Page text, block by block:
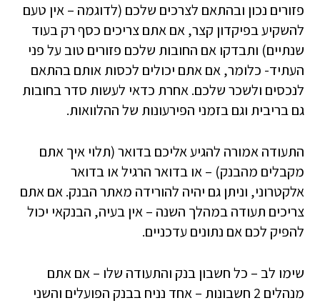
פזורים נכון ובהתאם לצרכים שלכם (לדוגמה – אין טעם
להשקיע בפיקדון קצר, אם אתם צריכים כסף רק בעוד
שנתיים) ותבדקו אם החובות שלכם פזורים טוב על פני
העתיד- כלומר, אם אתם יכולים לכסות אותם בהתאם
לנכסים ולשכר שלכם. אחרת כדאי לעשות סדר בחובות
גם בריבית וגם בזמני הפירעונות של ההלוואות.
התעודה אמורה להגיע אליכם בדואר (תלוי איך אתם
מקבלים מהבנק) – או בדואר הרגיל או בדואר
אלקטרוני, וניתן גם יהיה להורידה מאתר הבנק. אם אתם
צריכים תעודה במהלך השנה – אין בעיה, הבנקאי יכול
להפיק לכם אם נתונים עדכניים.
שימו לב – כל חשבון בנק והתעודה שלו – אם אתם
מנהלים 2 חשבונות – אחד נניח בבנק הפועלים והשני